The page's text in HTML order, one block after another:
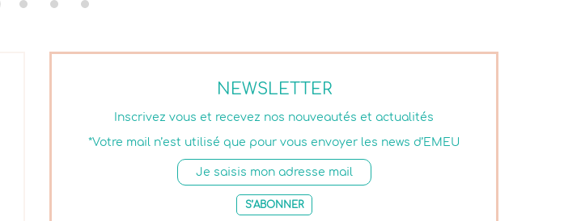
NEWSLETTER
Inscrivez vous et recevez nos nouveautés et actualités
*Votre mail n’est utilisé que pour vous envoyer les news d’EMEU
S’ABONNER